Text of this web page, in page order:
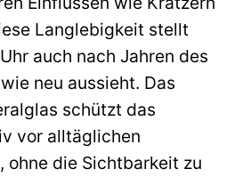
Langlebigkeit stellt
auch nach Jahren des
neu aussieht. Das
schützt das
vor alltäglichen
ohne die Sichtbarkeit zu